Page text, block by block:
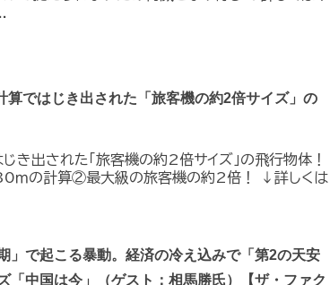
算ではじき出された「旅客機の約2倍サイズ」の
き出された「旅客機の約2倍サイズ」の飛行物体！
ｍの計算②最大級の旅客機の約2倍！ ↓詳しくは
」で起こる暴動。経済の冷え込みで「第2の天安
「中国は今」（ゲスト：相馬勝氏）【ザ・ファク